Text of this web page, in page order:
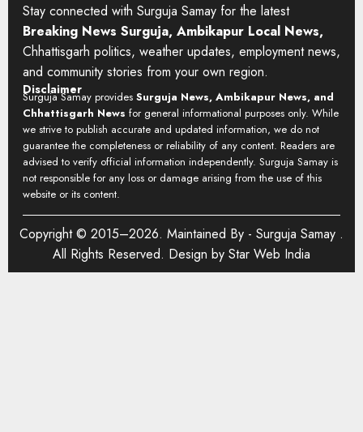
Stay connected with Surguja Samay for the latest
Breaking News Surguja, Ambikapur Local News,
Chhattisgarh politics, weather updates, employment news,
and community stories from your own region.
Disclaimer
Surguja Samay provides Surguja News, Ambikapur News, and
Chhattisgarh News for general informational purposes only. While
we strive to publish accurate and updated information, we do not
guarantee the completeness or reliability of any content. Readers are
advised to verify official information independently. Surguja Samay is
not responsible for any loss or damage arising from the use of this
website or its content.
Copyright © 2015–2026. Maintained By - Surguja Samay .
All Rights Reserved. Design by Star Web India